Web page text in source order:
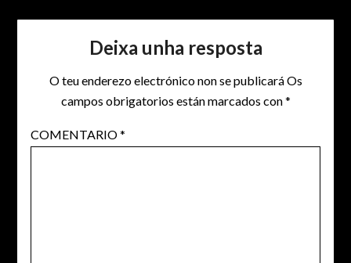
Deixa unha resposta
O teu enderezo electrónico non se publicaráOs
campos obrigatorios están marcados con*
COMENTARIO*